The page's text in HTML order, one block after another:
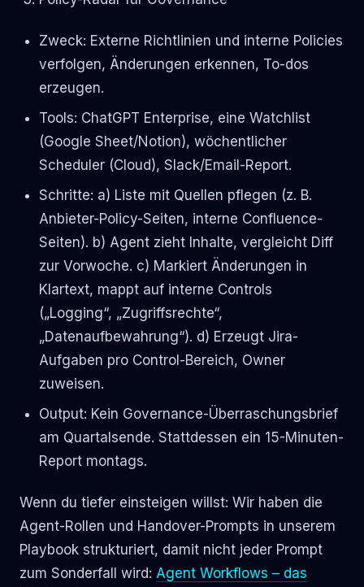
Zweck: Externe Richtlinien und interne Policies
verfolgen, Änderungen erkennen, To-dos
erzeugen.
Tools: ChatGPT Enterprise, eine Watchlist
(Google Sheet/Notion), wöchentlicher
Scheduler (Cloud), Slack/Email-Report.
Schritte: a) Liste mit Quellen pflegen (z. B.
Anbieter-Policy-Seiten, interne Confluence-
Seiten). b) Agent zieht Inhalte, vergleicht Diff
zur Vorwoche. c) Markiert Änderungen in
Klartext, mappt auf interne Controls
(„Logging“, „Zugriffsrechte“,
„Datenaufbewahrung“). d) Erzeugt Jira-
Aufgaben pro Control-Bereich, Owner
zuweisen.
Output: Kein Governance-Überraschungsbrief
am Quartalsende. Stattdessen ein 15-Minuten-
Report montags.
Wenn du tiefer einsteigen willst: Wir haben die
Agent-Rollen und Handover-Prompts in unserem
Playbook strukturiert, damit nicht jeder Prompt
zum Sonderfall wird: Agent Workflows – das